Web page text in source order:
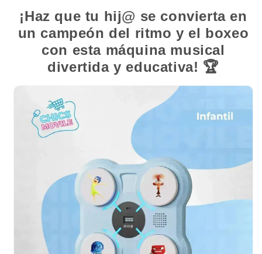
¡Haz que tu hij@ se convierta en
un campeón del ritmo y el boxeo
con esta máquina musical
divertida y educativa! 🏆